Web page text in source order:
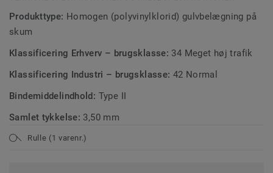
Produkttype: Homogen (polyvinylklorid) gulvbelægning på
skum
Klassificering Erhverv – brugsklasse: 34 Meget høj trafik
Klassificering Industri – brugsklasse: 42 Normal
Bindemiddelindhold: Type II
Samlet tykkelse: 3,50 mm
Rulle (1 varenr.)